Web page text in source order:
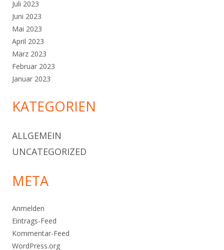
Juli 2023
Juni 2023
Mai 2023
April 2023
März 2023
Februar 2023
Januar 2023
KATEGORIEN
ALLGEMEIN
UNCATEGORIZED
META
Anmelden
Eintrags-Feed
Kommentar-Feed
WordPress.org